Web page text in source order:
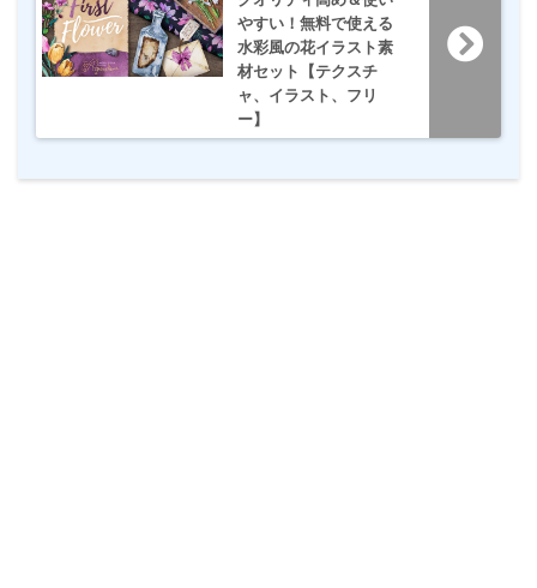
やすい！無料で使える
水彩風の花イラスト素
材セット【テクスチ
ャ、イラスト、フリ
ー】